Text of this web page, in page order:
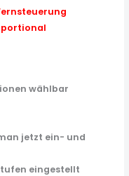
wählbar
jetzt ein- und
eingestellt